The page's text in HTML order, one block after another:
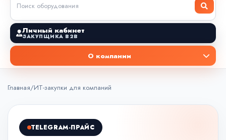
Личный кабинет
ЗАКУПЩИКА B2B
О компании
Главная/ИТ-закупки для компаний
TELEGRAM-ПРАЙС